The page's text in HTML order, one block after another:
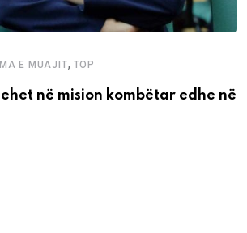
E MUAJIT, TOP
në mision kombëtar edhe në